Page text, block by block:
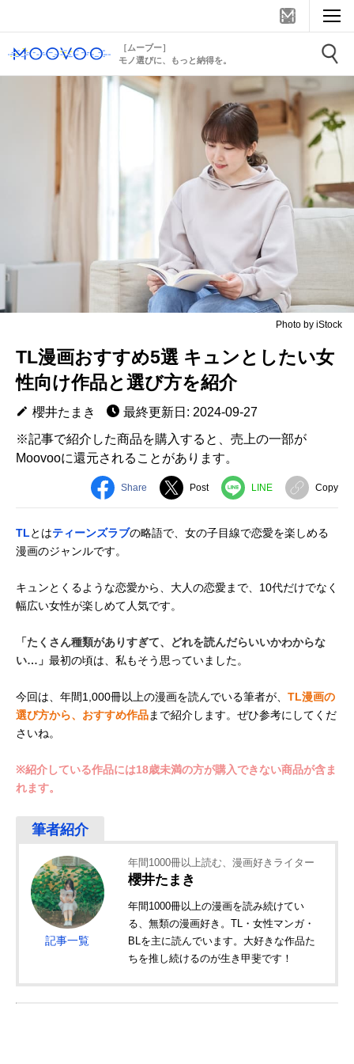
［ムーブー］
モノ選びに、もっと納得を。
Photo by iStock
TL漫画おすすめ5選 キュンとしたい女
性向け作品と選び方を紹介
櫻井たまき
最終更新日: 2024-09-27
※記事で紹介した商品を購入すると、売上の一部が
Moovooに還元されることがあります。
Share Post LINE Copy
TLとはティーンズラブの略語で、女の子目線で恋愛を楽しめる
漫画のジャンルです。
キュンとくるような恋愛から、大人の恋愛まで、10代だけでなく
幅広い女性が楽しめて人気です。
「たくさん種類がありすぎて、どれを読んだらいいかわからな
い…」 最初の頃は、私もそう思っていました。
今回は、年間1,000冊以上の漫画を読んでいる筆者が、 TL漫画の
選び方から、おすすめ作品まで紹介します。ぜひ参考にしてくだ
さいね。
※紹介している作品には18歳未満の方が購入できない商品が含ま
れます。
記事一覧
年間1000冊以上読む、漫画好きライター
櫻井たまき
年間1000冊以上の漫画を読み続けてい
る、無類の漫画好き。TL・女性マンガ・
BLを主に読んでいます。大好きな作品た
ちを推し続けるのが生き甲斐です！